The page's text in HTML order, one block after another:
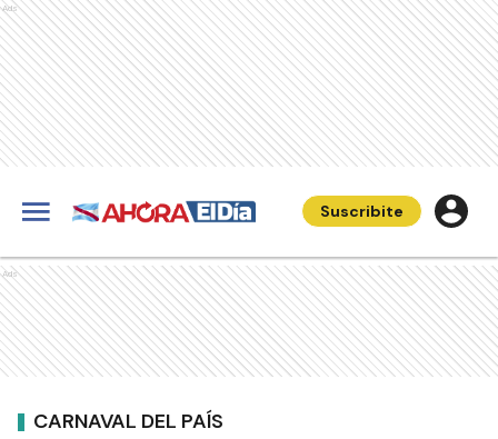
Ads
Suscribite
Ads
CARNAVAL DEL PAÍS